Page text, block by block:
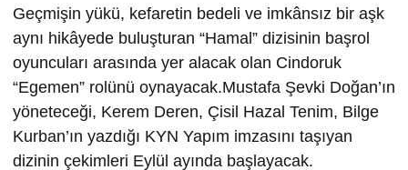
Geçmişin yükü, kefaretin bedeli ve imkânsız bir aşk
aynı hikâyede buluşturan “Hamal” dizisinin başrol
oyuncuları arasında yer alacak olan Cindoruk
“Egemen” rolünü oynayacak.Mustafa Şevki Doğan’ın
yöneteceği, Kerem Deren, Çisil Hazal Tenim, Bilge
Kurban’ın yazdığı KYN Yapım imzasını taşıyan
dizinin çekimleri Eylül ayında başlayacak.